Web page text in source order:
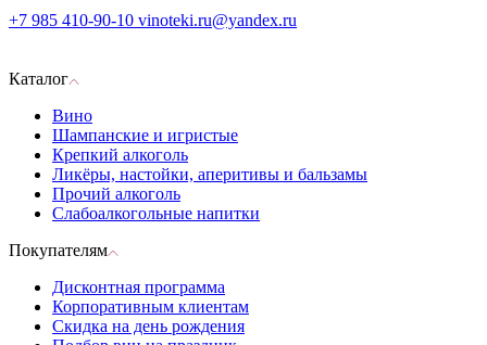
+7 985 410-90-10 vinoteki.ru@yandex.ru
Каталог
Вино
Шампанские и игристые
Крепкий алкоголь
Ликёры, настойки, аперитивы и бальзамы
Прочий алкоголь
Слабоалкогольные напитки
Покупателям
Дисконтная программа
Корпоративным клиентам
Скидка на день рождения